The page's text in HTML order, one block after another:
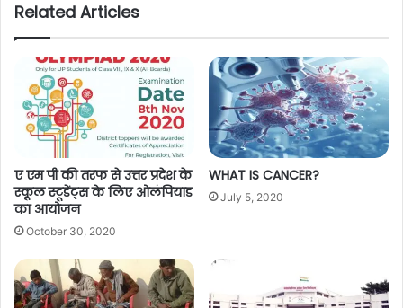
Related Articles
ए एम पी की तरफ से उत्तर प्रदेश के
स्कूल स्टूडेंट्स के लिए ओलंपियाड
का आयोजन
October 30, 2020
WHAT IS CANCER?
July 5, 2020